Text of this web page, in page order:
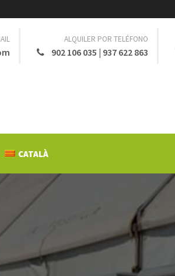
ALQUILER POR TELÉFONO
902 106 035 | 937 622 863
CATALÀ